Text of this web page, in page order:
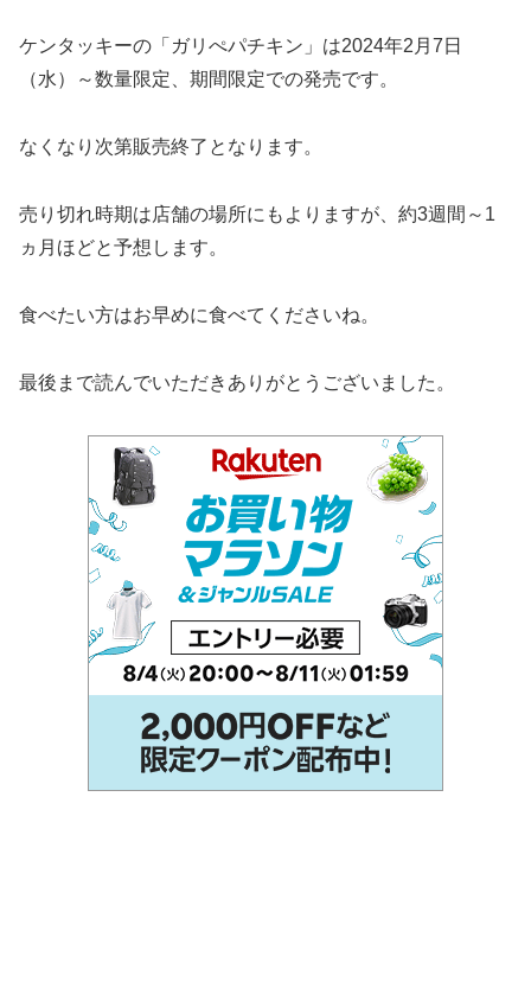
ケンタッキーの「ガリぺパチキン」は2024年2月7日
（水）～数量限定、期間限定での発売です。
なくなり次第販売終了となります。
売り切れ時期は店舗の場所にもよりますが、約3週間～1
ヵ月ほどと予想します。
食べたい方はお早めに食べてくださいね。
最後まで読んでいただきありがとうございました。